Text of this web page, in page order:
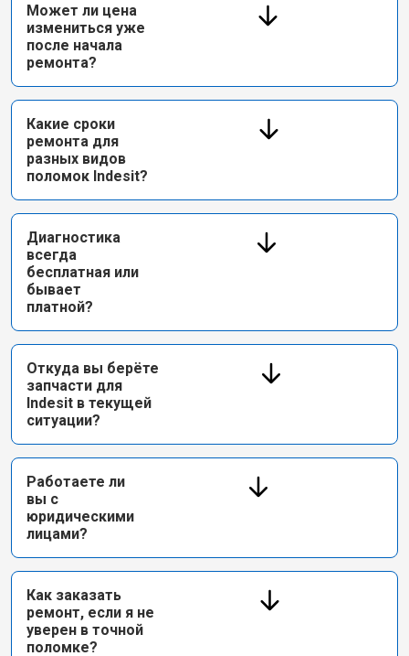
Может ли цена
измениться уже
после начала
ремонта?
Какие сроки
ремонта для
разных видов
поломок Indesit?
Диагностика
всегда
бесплатная или
бывает
платной?
Откуда вы берёте
запчасти для
Indesit в текущей
ситуации?
Работаете ли
вы с
юридическими
лицами?
Как заказать
ремонт, если я не
уверен в точной
поломке?